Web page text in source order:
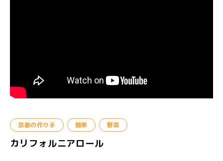
京都の作り手 簡単 野菜
カリフォルニアロール